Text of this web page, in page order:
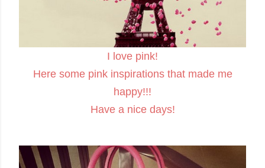
I love pink!
Here some pink inspirations that made me
happy!!!
Have a nice days!